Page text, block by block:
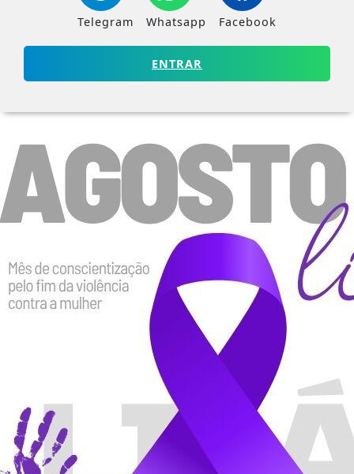
Telegram Whatsapp Facebook
ENTRAR